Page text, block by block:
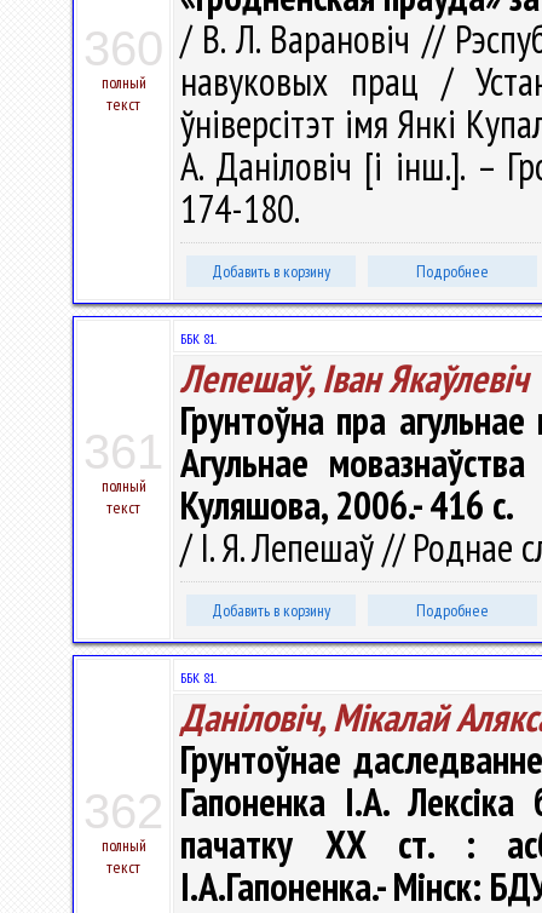
360
полный
текст
/ В. Л. Варановіч //
навуковых прац /
ўніверсітэт імя Янкі
А. Даніловіч [і інш.]. –
174-180.
Добавить в корзину Подробнее
361
полный
текст
ББК 81.
Лепешаў, Iван Якаўлевiч
Грунтоўна пра
Агульнае
Куляшова, 2006.- 416 с.
/ I. Я. Лепешаў // Роднае
Добавить в корзину Подробнее
362
полный
текст
ББК 81.
Даніловіч, Мікалай
Грунтоўнае
Гапоненка І.А.
пачатку ХХ ст. :
І.А.Гапоненка.- Мінск: